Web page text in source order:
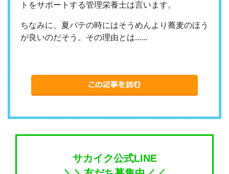
トをサポートする管理栄養士は言います。
ちなみに、夏バテの時にはそうめんより蕎麦のほう
が良いのだそう。その理由とは......
サカイク公式LINE